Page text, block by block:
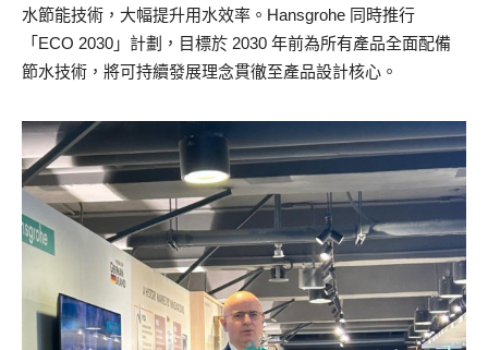
水節能技術，大幅提升用水效率。Hansgrohe 同時推行
「ECO 2030」計劃，目標於 2030 年前為所有產品全面配備
節水技術，將可持續發展理念貫徹至產品設計核心。